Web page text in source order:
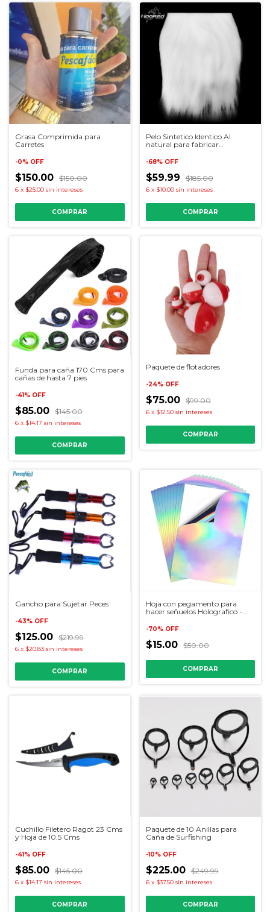
Grasa Comprimida para
Carretes
-0% OFF
$150.00 $150.00
6 x $25.00 sin intereses
Pelo Sintetico Identico Al
natural para fabricar
-68% OFF
$59.99 $185.00
6 x $10.00 sin intereses
COMPRAR
Funda para caña 170 Cms para
cañas de hasta 7 pies
-41% OFF
$85.00 $145.00
6 x $14.17 sin intereses
COMPRAR
Paquete de flotadores
-24% OFF
$75.00 $99.00
6 x $12.50 sin intereses
Gancho para Sujetar Peces
-43% OFF
$125.00 $219.99
6 x $20.83 sin intereses
COMPRAR
Hoja con pegamento para
hacer señuelos Holografico -
-70% OFF
$15.00 $50.00
COMPRAR
Cuchillo Filetero Ragot 23 Cms
y Hoja de 10.5 Cms
-41% OFF
$85.00 $145.00
6 x $14.17 sin intereses
Paquete de 10 Anillas para
Caña de Surfishing
-10% OFF
$225.00 $249.99
6 x $37.50 sin intereses